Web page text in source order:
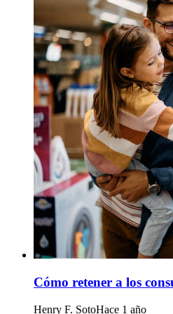
Cómo retener a los
Henry F. SotoHace 1 año